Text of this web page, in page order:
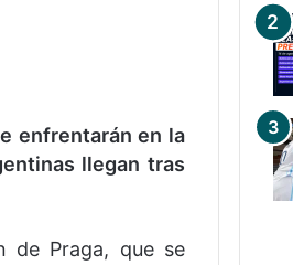
enfrentarán en la
llegan tras
de Praga, que se